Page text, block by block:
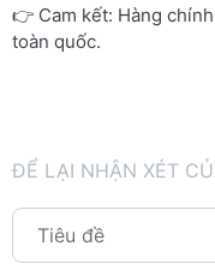
👉 Cam kết: Hàng
toàn quốc.
ĐỂ LẠI NHẬN XÉT